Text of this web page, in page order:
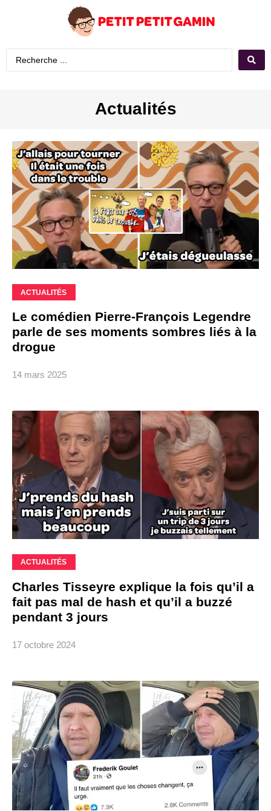
Actualités
ACTUALITÉS
Le comédien Pierre-François Legendre
parle de ses moments sombres liés à la
drogue
14 mars 2025
ACTUALITÉS
Charles Tisseyre explique la fois qu’il a
fait pas mal de hash et qu’il a buzzé
pendant 3 jours
17 octobre 2024